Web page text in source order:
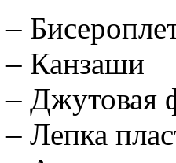
–
– Канзаши
– Джутовая
– Лепка